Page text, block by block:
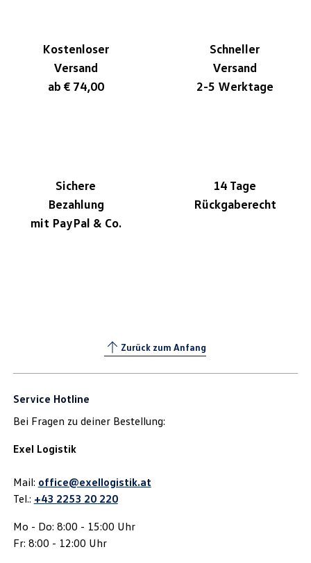
Kostenloser
Versand
ab € 74,00
Schneller
Versand
2-5 Werktage
Sichere
Bezahlung
mit PayPal & Co.
14 Tage
Rückgaberecht
Zurück zum Anfang
Service Hotline
Bei Fragen zu deiner Bestellung:
Exel Logistik
Mail: office@exellogistik.at
Tel.: +43 2253 20 220
Mo - Do: 8:00 - 15:00 Uhr
Fr: 8:00 - 12:00 Uhr